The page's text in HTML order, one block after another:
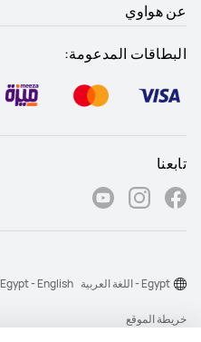
عن هواوي
البطاقات المدعومة:
تابعنا
خريطة الموقع
Egypt - اللغة العربية Egypt - English